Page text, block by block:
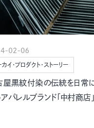
02-06
カイ・プロダクト・ストーリー
屋黒紋付染の伝統を日常
パレルブランド「中村商店